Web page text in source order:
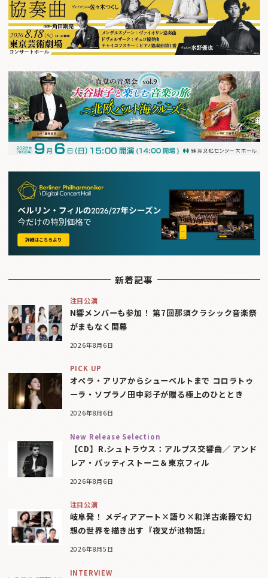
新着記事
注目公演
N響メンバーも参加！ 第7回那須クラシック音楽祭
がまもなく開幕
2026年8月6日
PICK UP
オペラ・アリアからシューベルトまで コロラトゥ
ーラ・ソプラノ田中彩子が贈る極上のひととき
2026年8月6日
New Release Selection
【CD】R.シュトラウス：アルプス交響曲／ アンド
レア・バッティストーニ＆東京フィル
2026年8月6日
注目公演
岐阜発！ メディアアート×語り×和洋古楽器で幻
想の世界を描き出す『夜叉が池物語』
2026年8月5日
INTERVIEW